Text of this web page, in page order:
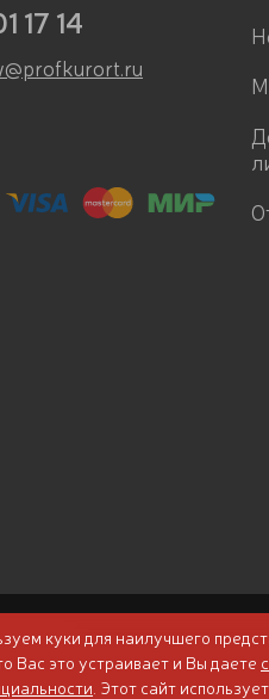
17 14
«Москва»
куки для наилучшего
Вас это устраивает и Вы даете
. Этот сайт